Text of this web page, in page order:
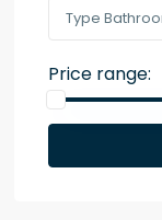
Price range: